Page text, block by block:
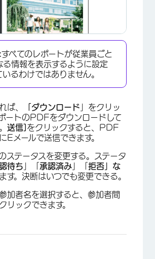
すべてのレポートが従業員ごと
る情報を表示するように設定
いるわけではありません。
ば、 「ダウンロード 」をクリッ
ートのPDFをダウンロードして
送信]をクリックすると、PDF
Eメールで送信できます。
ステータスを変更する。ステータ
待ち 承認済み
拒否」な
す。決断はいつでも変更できる。
加者名を選択すると、参加者間
リックできます。